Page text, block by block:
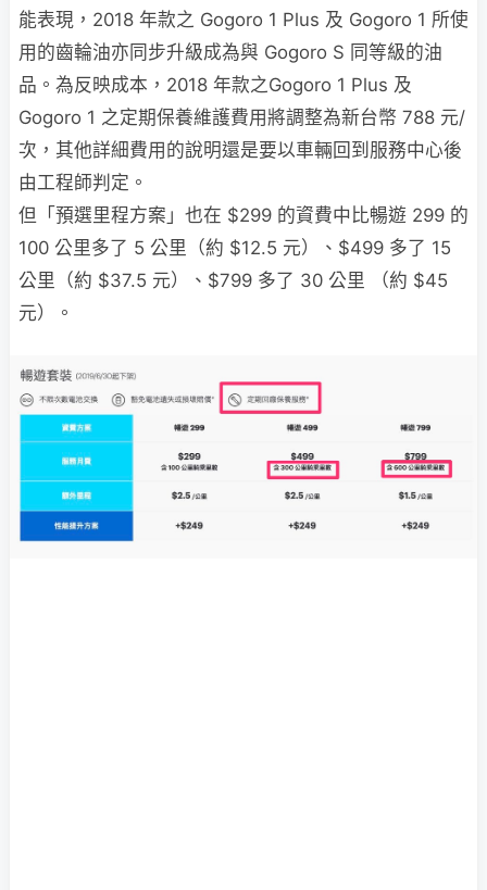
能表現，2018 年款之 Gogoro 1 Plus 及 Gogoro 1 所使
用的齒輪油亦同步升級成為與 Gogoro S 同等級的油
品。為反映成本，2018 年款之Gogoro 1 Plus 及
Gogoro 1 之定期保養維護費用將調整為新台幣 788 元/
次，其他詳細費用的說明還是要以車輛回到服務中心後
由工程師判定。
但「預選里程方案」也在 $299 的資費中比暢遊 299 的
100 公里多了 5 公里（約 $12.5 元）、$499 多了 15
公里（約 $37.5 元）、$799 多了 30 公里 （約 $45
元）。